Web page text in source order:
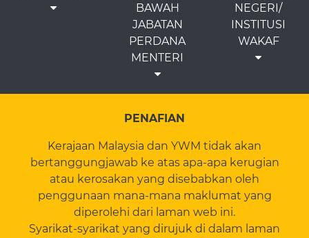
BAWAH
JABATAN
PERDANA
MENTERI
NEGERI/
INSTITUSI
WAKAF
PENAFIAN
Kerajaan Malaysia dan YWM tidak akan
bertanggungjawab ke atas apa-apa kerugian
atau kerosakan yang disebabkan oleh
penggunaan mana-mana maklumat yang
diperolehi dari laman web ini.
Syarikat-syarikat yang dirujuk di dalam laman